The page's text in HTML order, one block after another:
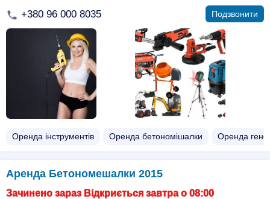
+380 96 000 8035 Подзвонити
Оренда інструментів Оренда бетономішалки Оренда
Аренда Бетономешалки 2015
Зачинено зараз Відкриється завтра о 08:00